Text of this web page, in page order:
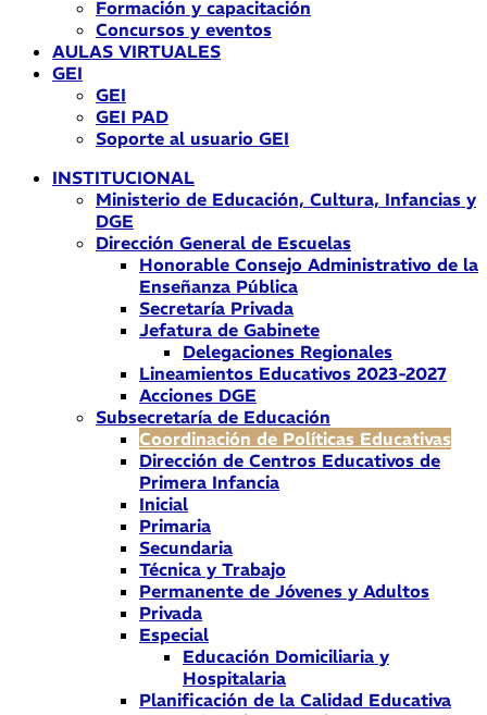
Formación y capacitación
Concursos y eventos
AULAS VIRTUALES
GEI
GEI
GEI PAD
Soporte al usuario GEI
INSTITUCIONAL
Ministerio de Educación, Cultura, Infancias y
DGE
Dirección General de Escuelas
Honorable Consejo Administrativo de la
Enseñanza Pública
Secretaría Privada
Jefatura de Gabinete
Delegaciones Regionales
Lineamientos Educativos 2023-2027
Acciones DGE
Subsecretaría de Educación
Coordinación de Políticas Educativas
Dirección de Centros Educativos de
Primera Infancia
Inicial
Primaria
Secundaria
Técnica y Trabajo
Permanente de Jóvenes y Adultos
Privada
Especial
Educación Domiciliaria y
Hospitalaria
Planificación de la Calidad Educativa